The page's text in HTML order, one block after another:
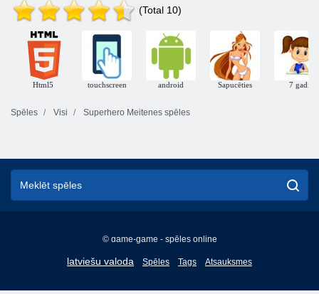
(Total 10)
Html5 touchscreen android Sapucēties 7 gadi
Spēles Visi Superhero Meitenes spēles
© game-game - spēles online
latviešu valoda
English
Spēles Tags Atsauksmes